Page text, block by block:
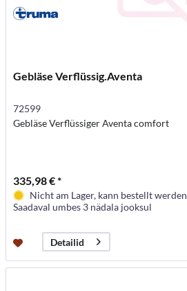
Gebläse Verflüssig.Aventa
72599
Gebläse Verflüssiger Aventa comfort
335,98 € *
Nicht am Lager, kann bestellt werden
Saadaval umbes 3 nädala jooksul
Detailid